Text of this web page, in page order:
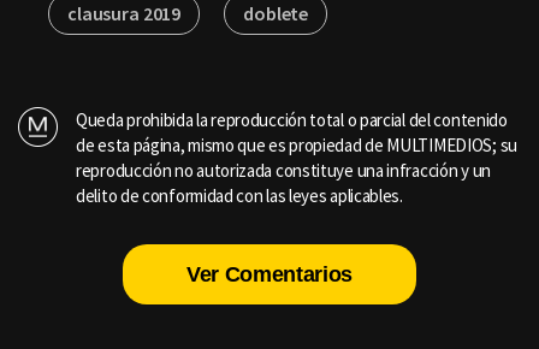
clausura 2019 doblete
Queda prohibida la reproducción total o parcial del contenido
de esta página, mismo que es propiedad de MULTIMEDIOS; su
reproducción no autorizada constituye una infracción y un
delito de conformidad con las leyes aplicables.
Ver Comentarios